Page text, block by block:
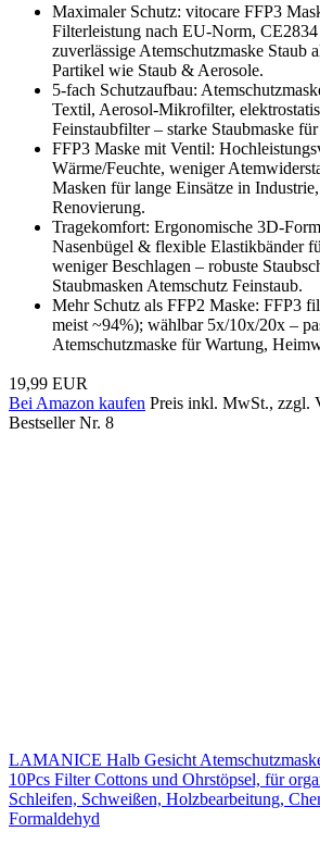
Maximaler Schutz: vitocare FFP3
Filterleistung nach EU-Norm,
zuverlässige Atemschutzmaske Staub
Partikel wie Staub & Aerosole.
5-fach Schutzaufbau:
Textil, Aerosol-Mikrofilter,
Feinstaubfilter – starke Staubmaske
FFP3 Maske mit Ventil:
Wärme/Feuchte, weniger
Masken für lange Einsätze in
Renovierung.
Tragekomfort: Ergonomische 3D-
Nasenbügel & flexible Elastikbänder
weniger Beschlagen – robuste
Staubmasken Atemschutz Feinstaub.
Mehr Schutz als FFP2 Maske: FFP3
meist ~94%); wählbar 5x/10x/20x –
Atemschutzmaske für Wartung,
19,99 EUR
Bei Amazon kaufen Preis inkl. MwSt., zzgl.
Bestseller Nr. 8
LAMANICE Halb Gesicht
10Pcs Filter Cottons und Ohrstöpsel, für
Schleifen, Schweißen, Holzbearbeitung,
Formaldehyd